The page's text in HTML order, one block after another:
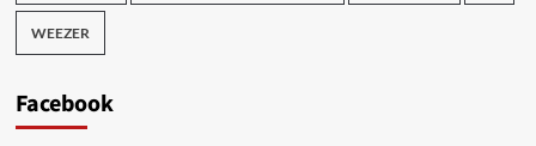
WEEZER
Facebook